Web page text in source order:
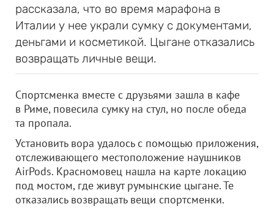
рассказала, что во время марафона в
Италии у нее украли сумку с документами,
деньгами и косметикой. Цыгане отказались
возвращать личные вещи.
Спортсменка вместе с друзьями зашла в кафе
в Риме, повесила сумку на стул, но после обеда
та пропала.
Установить вора удалось с помощью приложения,
отслеживающего местоположение наушников
AirPods. Красномовец нашла на карте локацию
под мостом, где живут румынские цыгане. Те
отказались возвращать вещи спортсменки.